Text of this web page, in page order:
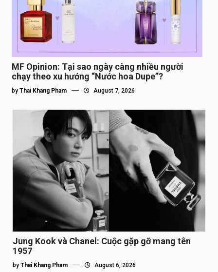
MF Opinion: Tại sao ngày càng nhiều người
chạy theo xu hướng “Nước hoa Dupe”?
by Thai Khang Pham August 7, 2026
Jung Kook và Chanel: Cuộc gặp gỡ mang tên
1957
by Thai Khang Pham August 6, 2026